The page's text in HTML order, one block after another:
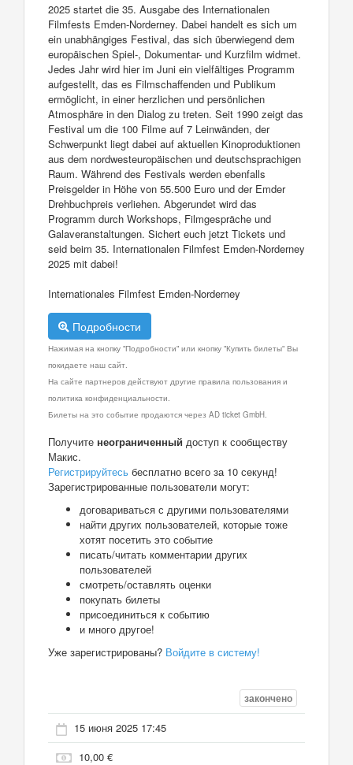
2025 startet die 35. Ausgabe des Internationalen
Filmfests Emden-Norderney. Dabei handelt es sich um
ein unabhängiges Festival, das sich überwiegend dem
europäischen Spiel-, Dokumentar- und Kurzfilm widmet.
Jedes Jahr wird hier im Juni ein vielfältiges Programm
aufgestellt, das es Filmschaffenden und Publikum
ermöglicht, in einer herzlichen und persönlichen
Atmosphäre in den Dialog zu treten. Seit 1990 zeigt das
Festival um die 100 Filme auf 7 Leinwänden, der
Schwerpunkt liegt dabei auf aktuellen Kinoproduktionen
aus dem nordwesteuropäischen und deutschsprachigen
Raum. Während des Festivals werden ebenfalls
Preisgelder in Höhe von 55.500 Euro und der Emder
Drehbuchpreis verliehen. Abgerundet wird das
Programm durch Workshops, Filmgespräche und
Galaveranstaltungen. Sichert euch jetzt Tickets und
seid beim 35. Internationalen Filmfest Emden-Norderney
2025 mit dabei!
Internationales Filmfest Emden-Norderney
Подробности
Нажимая на кнопку "Подробности" или кнопку "Купить билеты" Вы
покидаете наш сайт.
На сайте партнеров действуют другие правила пользования и
политика конфиденциальности.
Билеты на это событие продаются через AD ticket GmbH.
Получите неограниченный доступ к сообществу
Макис.
Регистрируйтесь бесплатно всего за 10 секунд!
Зарегистрированные пользователи могут:
договариваться с другими пользователями
найти других пользователей, которые тоже
хотят посетить это событие
писать/читать комментарии других
пользователей
смотреть/оставлять оценки
покупать билеты
присоединиться к событию
и много другое!
Уже зарегистрированы? Войдите в систему!
закончено
15 июня 2025 17:45
10,00 €